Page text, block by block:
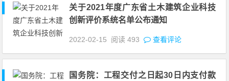
关于2021年度广东省土木建筑企业科技
创新评价系统名单公布通知
2022-02-15 阅读493 查看评论
国务院：工程交付之日起30日内支付款